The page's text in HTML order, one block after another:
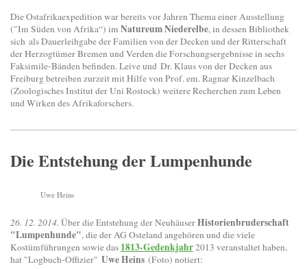
Die Ostafrikaexpedition war bereits vor Jahren Thema einer Ausstellung
("Im Süden von Afrika“) im Natureum Niederelbe, in dessen Bibliothek
sich als Dauerleihgabe der Familien von der Decken und der Ritterschaft
der Herzogtümer Bremen und Verden die Forschungsergebnisse in sechs
Faksimile-Bänden befinden. Leive und Dr. Klaus von der Decken aus
Freiburg betreiben zurzeit mit Hilfe von Prof. em. Ragnar Kinzelbach
(Zoologisches Institut der Uni Rostock) weitere Recherchen zum Leben
und Wirken des Afrikaforschers.
Die Entstehung der Lumpenhunde
Uwe Heins
26. 12. 2014. Über die Entstehung der NeuhäuserHistorienbruderschaft
"Lumpenhunde", die der AG Osteland angehören und die viele
Kostümführungen sowie das 1813-Gedenkjahr2013 veranstaltet haben,
hat "Logbuch-Offizier" Uwe Heins (Foto) notiert: